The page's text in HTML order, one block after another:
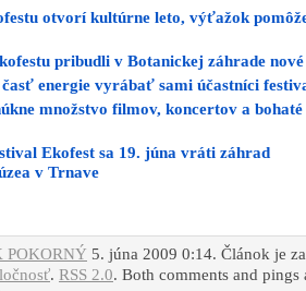
otvorí kultúrne leto, výťažok
pribudli v Botanickej záhrade
časť energie vyrábať sami účastníci
množstvo filmov, koncertov a bohaté
Ekofest sa 19. júna vráti záhrad
v Trnave
POKORNÝ 5. júna 2009 0:14. Článok je
. RSS 2.0. Both comments and pings